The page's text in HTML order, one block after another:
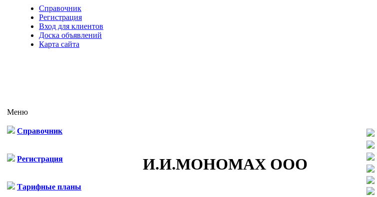
Справочник
Регистрация
Вход для клиентов
Доска объявлений
Карта сайта
Меню
Справочник
Регистрация
Тарифные планы
И.И.МОНОМАХ ООО